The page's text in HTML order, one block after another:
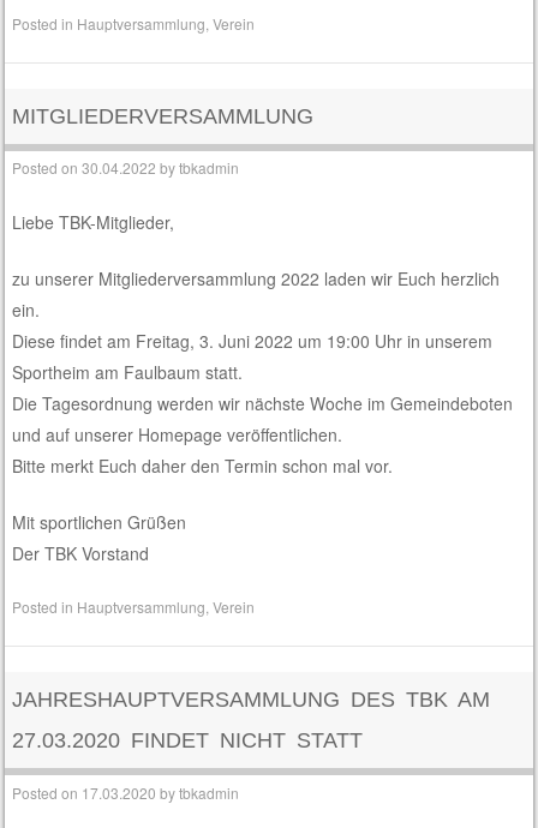
Posted in Hauptversammlung ,Verein
MITGLIEDERVERSAMMLUNG
Posted on30.04.2022 bytbkadmin
Liebe TBK-Mitglieder,
zu unserer Mitgliederversammlung 2022 laden wir Euch herzlich
ein.
Diese findet am Freitag, 3. Juni 2022 um 19:00 Uhr in unserem
Sportheim am Faulbaum statt.
Die Tagesordnung werden wir nächste Woche im Gemeindeboten
und auf unserer Homepage veröffentlichen.
Bitte merkt Euch daher den Termin schon mal vor.
Mit sportlichen Grüßen
Der TBK Vorstand
Posted in Hauptversammlung ,Verein
JAHRESHAUPTVERSAMMLUNG DES TBK AM
27.03.2020 FINDET NICHT STATT
Posted on 17.03.2020 bytbkadmin